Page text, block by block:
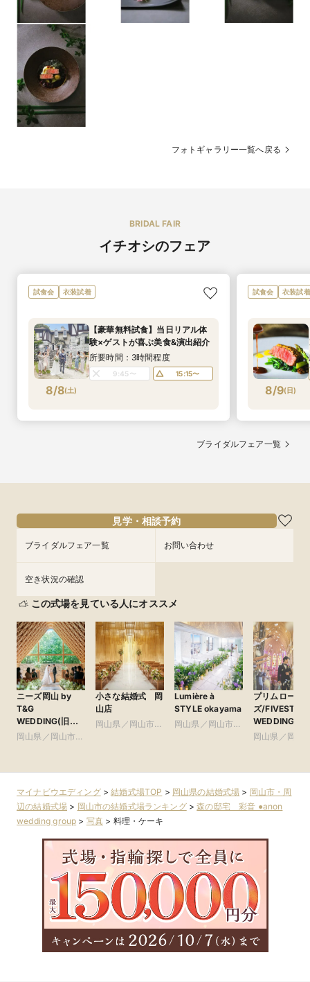
フォトギャラリー一覧へ戻る
BRIDAL FAIR
イチオシのフェア
試食会 衣装試着
8/8(土)
【豪華無料試食】当日リアル体
験×ゲストが喜ぶ美食&演出紹介
所要時間：3時間程度
9:45〜 15:15〜
試食会 衣装試着
8/9(日)
ブライダルフェア一覧
見学・相談予約
ブライダルフェア一覧 お問い合わせ
空き状況の確認
この式場を見ている人にオススメ
ニーズ岡山 by
T&G
WEDDING(旧
アーヴェリール迎
岡山県／岡山市・
小さな結婚式 岡
山店
岡山県／岡山市・
Lumière à
STYLE okayama
岡山県／岡山市・
プリムロー
ズ/FIVESTAR
WEDDING
岡山県／岡山
マイナビウエディング>結婚式場TOP > 岡山県の結婚式場 > 岡山市・周
辺の結婚式場 > 岡山市の結婚式場ランキング>森の邸宅 彩音 ●anon
wedding group > 写真 > 料理・ケーキ